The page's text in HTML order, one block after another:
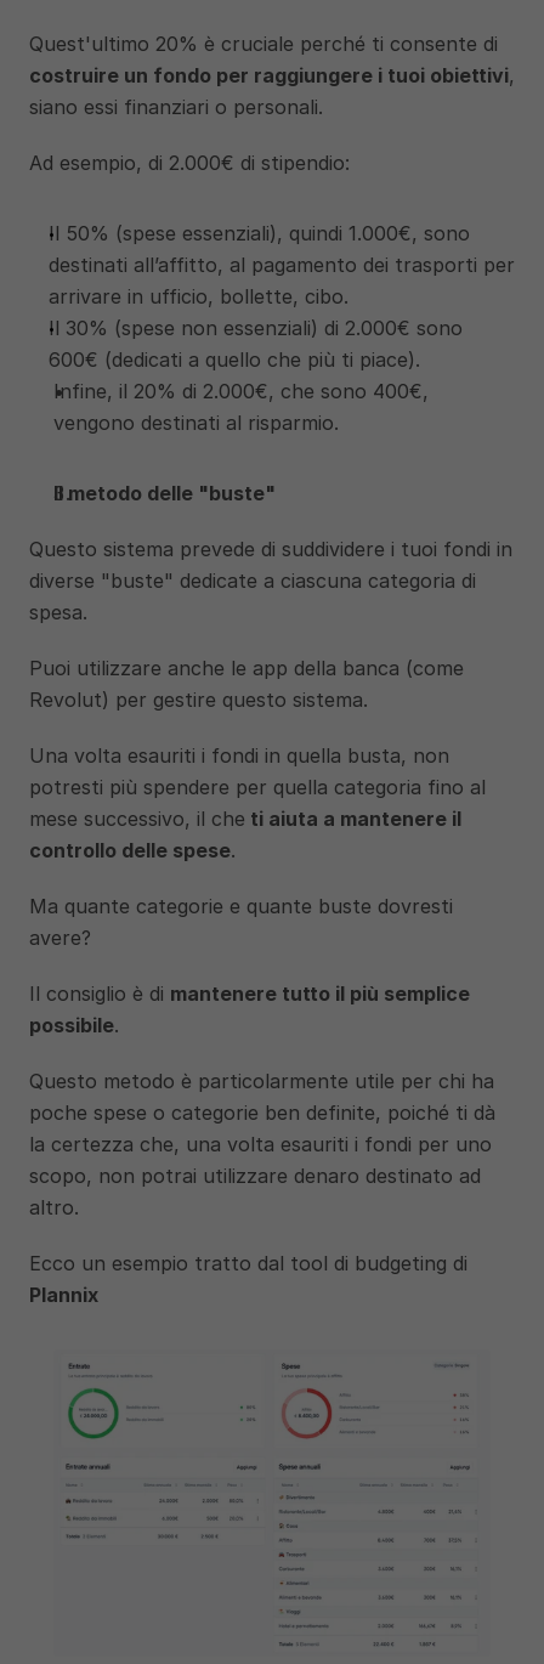
costruire un fondo per raggiungere i tuoi obiettivi,
siano essi finanziari o personali.
Ad esempio, di 2.000€ di stipendio:
Il 50% (spese essenziali), quindi 1.000€, sono
destinati all’affitto, al pagamento dei trasporti per
arrivare in ufficio, bollette, cibo.
Il 30% (spese non essenziali) di 2.000€ sono
600€ (dedicati a quello che più ti piace).
Infine, il 20% di 2.000€, che sono 400€,
vengono destinati al risparmio.
Il metodo delle "buste"
Questo sistema prevede di suddividere i tuoi fondi in
diverse "buste" dedicate a ciascuna categoria di
spesa.
Puoi utilizzare anche le app della banca (come
Revolut) per gestire questo sistema.
Una volta esauriti i fondi in quella busta, non
potresti più spendere per quella categoria fino al
mese successivo, il che ti aiuta a mantenere il
controllo delle spese.
Ma quante categorie e quante buste dovresti
avere?
Il consiglio è di mantenere tutto il più semplice
possibile.
Questo metodo è particolarmente utile per chi ha
poche spese o categorie ben definite, poiché ti dà
la certezza che, una volta esauriti i fondi per uno
scopo, non potrai utilizzare denaro destinato ad
altro.
Plannix